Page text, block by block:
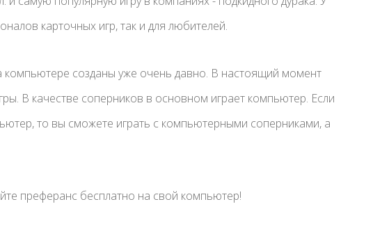
карточных игр, так и для любителей.
созданы уже очень давно. В настоящий момент
В качестве соперников в основном играет компьютер. Если
то вы сможете играть с компьютерными соперниками, а
преферанс бесплатно на свой компьютер!